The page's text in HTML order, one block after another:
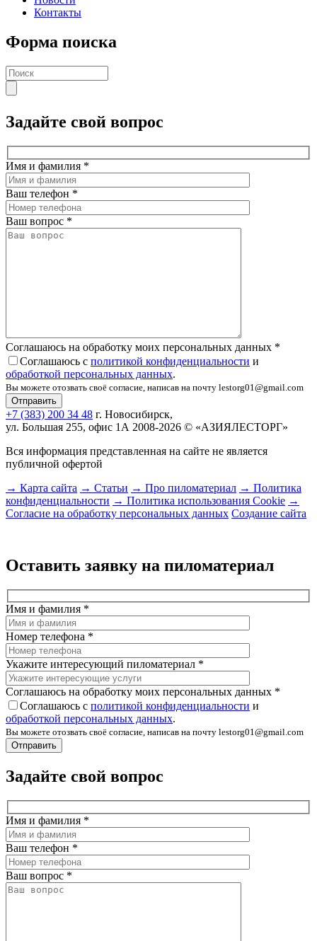
Контакты
Форма поиска
Задайте свой вопрос
Имя и фамилия *
Ваш телефон *
Ваш вопрос *
Соглашаюсь на обработку моих персональных данных *
Соглашаюсь с политикой конфиденциальности и
обработкой персональных данных.
Вы можете отозвать своё согласие, написав на почту lestorg01@gmail.com
+7 (383) 200 34 48 г. Новосибирск,
ул. Большая 255, офис 1А 2008-2026 © «АЗИЯЛЕСТОРГ»
Вся информация представленная на сайте не является
публичной офертой
→ Карта сайта → Статьи → Про пиломатериал → Политика
конфиденциальности → Политика использования Cookie →
Согласие на обработку персональных данных Создание сайта
Оставить заявку на пиломатериал
Имя и фамилия *
Номер телефона *
Укажите интересующий пиломатериал *
Соглашаюсь на обработку моих персональных данных *
Соглашаюсь с политикой конфиденциальности и
обработкой персональных данных.
Вы можете отозвать своё согласие, написав на почту lestorg01@gmail.com
Задайте свой вопрос
Имя и фамилия *
Ваш телефон *
Ваш вопрос *